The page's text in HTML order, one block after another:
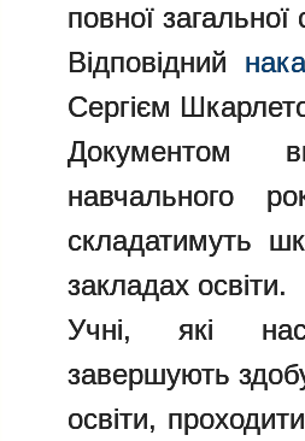
повної загальної
Відповідний
Сергієм
Документом
навчального
складатимуть
закладах освіти.
Учні, які
завершують
освіти,